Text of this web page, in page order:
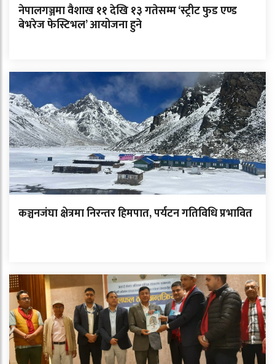
नेपालगञ्जमा वैशाख ११ देखि १३ गतेसम्म ‘स्ट्रीट फुड एण्ड
बेभरेज फेस्टिभल’ आयोजना हुने
कञ्चनजंघा क्षेत्रमा निरन्तर हिमपात, पर्यटन गतिविधि प्रभावित